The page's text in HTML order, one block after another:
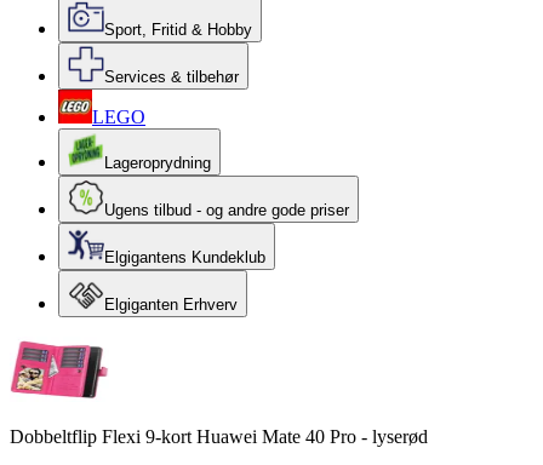
Sport, Fritid & Hobby
Services & tilbehør
LEGO
Lageroprydning
Ugens tilbud - og andre gode priser
Elgigantens Kundeklub
Elgiganten Erhverv
Dobbeltflip Flexi 9-kort Huawei Mate 40 Pro - lyserød